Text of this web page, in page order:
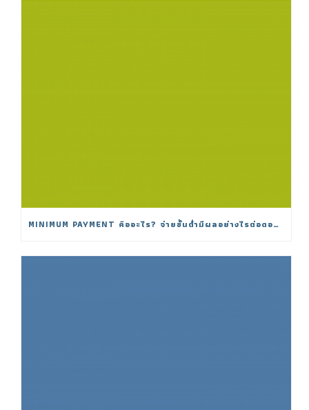
MINIMUM PAYMENT คืออะไร? จ่ายขั้นต่ำมีผลอย่างไรต่อดอกเบี้ย